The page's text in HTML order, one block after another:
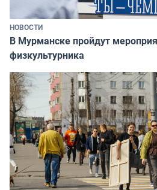
НОВОСТИ
В Мурманске пройдут
физкультурника